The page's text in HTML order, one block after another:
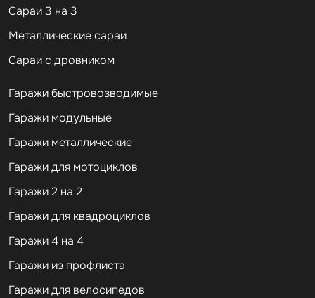
Сараи 3 на 3
Металлические сараи
Сараи с дровником
Гаражи быстровозводимые
Гаражи модульные
Гаражи металлические
Гаражи для мотоциклов
Гаражи 2 на 2
Гаражи для квадроциклов
Гаражи 4 на 4
Гаражи из профлиста
Гаражи для велосипедов